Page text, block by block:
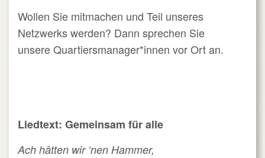
Wollen Sie mitmachen und Teil unseres
Netzwerks werden? Dann sprechen Sie
unsereQuartiersmanager*innen vor Ort an.
Liedtext: Gemeinsam für alle
Ach hätten wir ‘nen Hammer,